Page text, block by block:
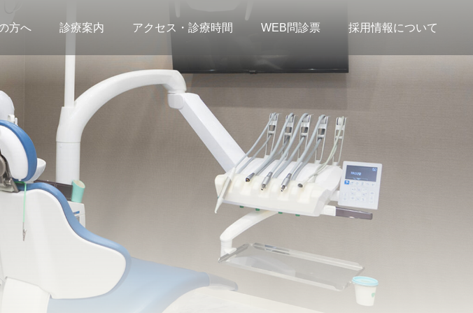
方へ 診療案内 アクセス・診療時間 WEB問診票 採用情報について